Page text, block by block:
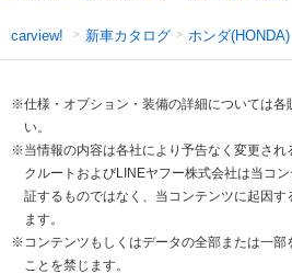
carview! 新車カタログ ホンダ(HONDA)
※仕様・オプション・装備の詳細については各
い。
※当情報の内容は各社により予告なく変更され
クルートおよびLINEヤフー株式会社は当コ
証するものではなく、当コンテンツに起因
ます。
※コンテンツもしくはデータの全部または一部
ことを禁じます。